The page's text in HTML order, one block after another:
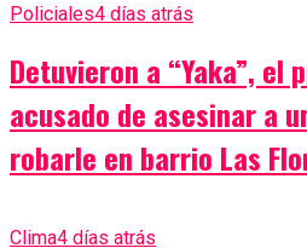
Policiales4 días atrás
Detuvieron a “Yaka”,
acusado de asesinar a
robarle en barrio Las
Clima4 días atrás